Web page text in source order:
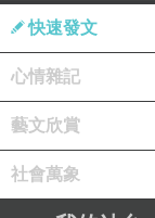
●獨特淨藍光護
快速發文
心情雜記
藝文欣賞
社會萬象